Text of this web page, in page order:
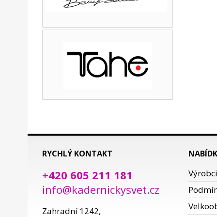
RYCHLÝ KONTAKT
+420 605 211 181
info@kadernickysvet.cz
Zahradní 1242,
Výrobci